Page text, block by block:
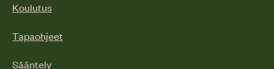
Koulutus
Tapaohjeet
Sääntely